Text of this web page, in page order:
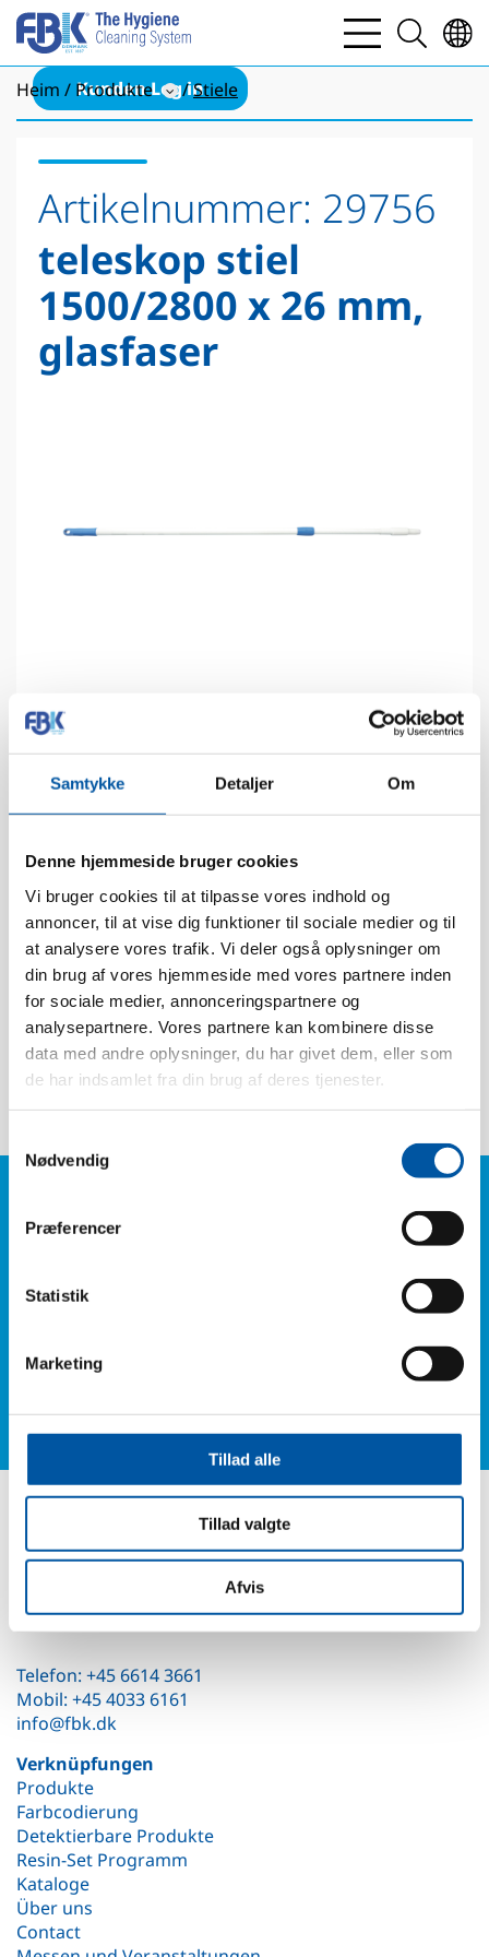
Samtykke Detaljer Om
Denne hjemmeside bruger cookies
Vi bruger cookies til at tilpasse vores indhold og
annoncer, til at vise dig funktioner til sociale medier og til
at analysere vores trafik. Vi deler også oplysninger om
din brug af vores hjemmeside med vores partnere inden
for sociale medier, annonceringspartnere og
analysepartnere. Vores partnere kan kombinere disse
data med andre oplysninger, du har givet dem, eller som
de har indsamlet fra din brug af deres tjenester.
Nødvendig
Præferencer
Statistik
Marketing
Tillad alle
Tillad valgte
Afvis
bars
light
search
light
Kunden Log in
Heim Produkte Stiele
Artikelnummer: 29756
teleskop stiel
1500/2800 x 26 mm,
glasfaser
Technische Daten
Packungsgrösse:
6 Stck.
Gewicht:
0.62
Box Dimension:
156 x 12 x 9
EAN stck.:
5704161015488
EAN-Box:
5704161040473
Tariff Number:
70199000
Gewindetyp:
Innengewinde
Haben Sie Fragen?
Telefon:
Oder füllen Sie bitte unsere Kontaktformular aus und
Fyens Børste- & Kostefabrik ApS
Teknikvej 53
Dänemark
Telefon: +45 6614 3661
Mobil: +45 4033 6161
info@fbk.dk
Verknüpfungen
Produkte
Farbcodierung
Detektierbare Produkte
Resin-Set Programm
Kataloge
Über uns
Contact